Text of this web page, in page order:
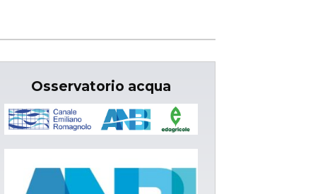
Osservatorio acqua